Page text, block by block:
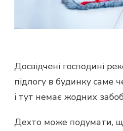
Досвідчені господині
підлогу в будинку саме
і тут немає жодних
Дехто може подумати,